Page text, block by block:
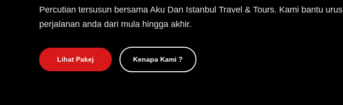
Percutian tersusun bersama Aku Dan Istanbul Travel & Tours. Kami bantu urus
perjalanan anda dari mula hingga akhir.
Lihat Pakej Kenapa Kami ?